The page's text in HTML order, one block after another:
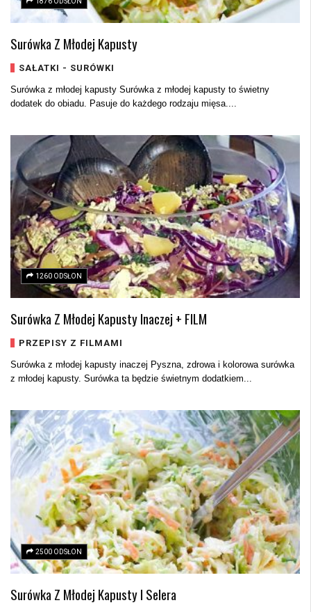
Surówka Z Młodej Kapusty
SAŁATKI - SURÓWKI
Surówka z młodej kapusty Surówka z młodej kapusty to świetny
dodatek do obiadu. Pasuje do każdego rodzaju mięsa....
1260 ODSŁON
Surówka Z Młodej Kapusty Inaczej + FILM
PRZEPISY Z FILMAMI
Surówka z młodej kapusty inaczej Pyszna, zdrowa i kolorowa surówka
z młodej kapusty. Surówka ta będzie świetnym dodatkiem...
2500 ODSŁON
Surówka Z Młodej Kapusty I Selera